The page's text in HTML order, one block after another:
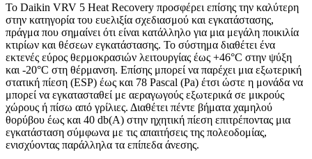
Το Daikin VRV 5 Heat Recovery προσφέρει επίσης την καλύτερη
στην κατηγορία του ευελιξία σχεδιασμού και εγκατάστασης,
πράγμα που σημαίνει ότι είναι κατάλληλο για μια μεγάλη ποικιλία
κτιρίων και θέσεων εγκατάστασης. Το σύστημα διαθέτει ένα
εκτενές εύρος θερμοκρασιών λειτουργίας έως +46°C στην ψύξη
και -20°C στη θέρμανση. Επίσης μπορεί να παρέχει μια εξωτερική
στατική πίεση (ESΡ) έως και 78 Pascal (Pa) έτσι ώστε η μονάδα να
μπορεί να εγκατασταθεί με αεραγωγούς εξωτερικά σε μικρούς
χώρους ή πίσω από γρίλιες. Διαθέτει πέντε βήματα χαμηλού
θορύβου έως και 40 db(A) στην ηχητική πίεση επιτρέποντας μια
εγκατάσταση σύμφωνα με τις απαιτήσεις της πολεοδομίας,
ενισχύοντας παράλληλα τα επίπεδα άνεσης.